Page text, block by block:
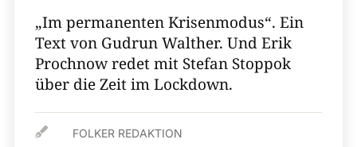
„Im permanenten Krisenmodus“. Ein
Text von Gudrun Walther. Und Erik
Prochnow redet mit Stefan Stoppok
über die Zeit im Lockdown.
 FOLKER REDAKTION